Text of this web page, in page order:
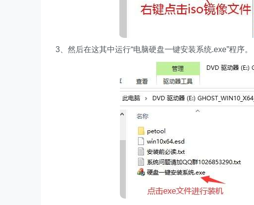
3、然后在这其中运行“电脑硬盘一键安装系统.exe”程序。